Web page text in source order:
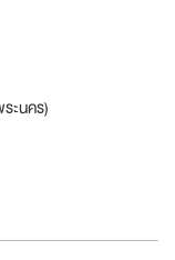
ะนคร)